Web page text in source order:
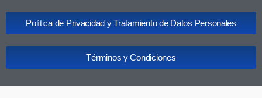
Política de Privacidad y Tratamiento de Datos Personales
Términos y Condiciones